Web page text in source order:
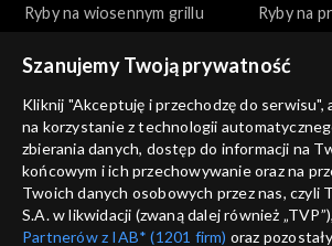
Ryby na wiosennym grillu
Ryby na
Okrasa łamie przepisy
Wszystko o tatarze
Okrasa
Na
Szanujemy Twoją prywatność
Kliknij "Akceptuję i przechodzę do serwisu",
na korzystanie z technologii
zbierania danych, dostęp do informacji na
końcowym i ich przechowywanie oraz na
Twoich danych osobowych przez nas, czyli
S.A. w likwidacji (zwaną dalej również „TVP”),
Partnerów z IAB* (1201 firm) oraz